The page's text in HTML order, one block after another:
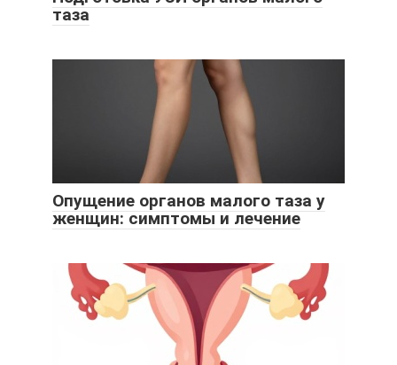
таза
Опущение органов малого таза у
женщин: симптомы и лечение